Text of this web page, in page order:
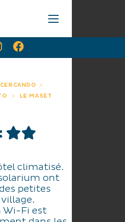
LE MASET
climatisé.
ont
petites
Wi-Fi est